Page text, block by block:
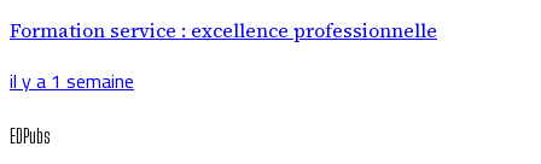
Formation service : excellence professionnelle
il y a 1 semaine
EDPubs